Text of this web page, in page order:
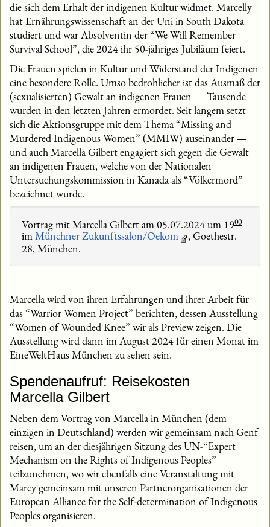
die sich dem Erhalt der indigenen Kultur widmet. Marcelly
hat Ernährungswissenschaft an der Uni in South Dakota
studiert und war Absolventin der “We Will Remember
Survival School”, die 2024 ihr 50-jähriges Jubiläum feiert.
Die Frauen spielen in Kultur und Widerstand der Indigenen
eine besondere Rolle. Umso bedrohlicher ist das Ausmaß der
(sexualisierten) Gewalt an indigenen Frauen — Tausende
wurden in den letzten Jahren ermordet. Seit langem setzt
sich die Aktionsgruppe mit dem Thema “Missing and
Murdered Indigenous Women” (MMIW) auseinander —
und auch Marcella Gilbert engagiert sich gegen die Gewalt
an indigenen Frauen, welche von der Nationalen
Untersuchungskommission in Kanada als “Völkermord”
bezeichnet wurde.
Vortrag mit Marcella Gilbert am 05.07.2024 um 1900
imMünchner Zukunftssalon/Oekom
, Goethestr.
28, München.
Marcella wird von ihren Erfahrungen und ihrer Arbeit für
das “Warrior Women Project” berichten, dessen Ausstellung
“Women of Wounded Knee” wir als Preview zeigen. Die
Ausstellung wird dann im August 2024 für einen Monat im
EineWeltHaus München zu sehen sein.
Spendenaufruf: Reisekosten
Marcella Gilbert
Neben dem Vortrag von Marcella in München (dem
einzigen in Deutschland) werden wir gemeinsam nach Genf
reisen, um an der diesjährigen Sitzung des UN-“Expert
Mechanism on the Rights of Indigenous Peoples”
teilzunehmen, wo wir ebenfalls eine Veranstaltung mit
Marcy gemeinsam mit unseren Partnerorganisationen der
European Alliance for the Self-determination of Indigenous
Peoples organisieren.